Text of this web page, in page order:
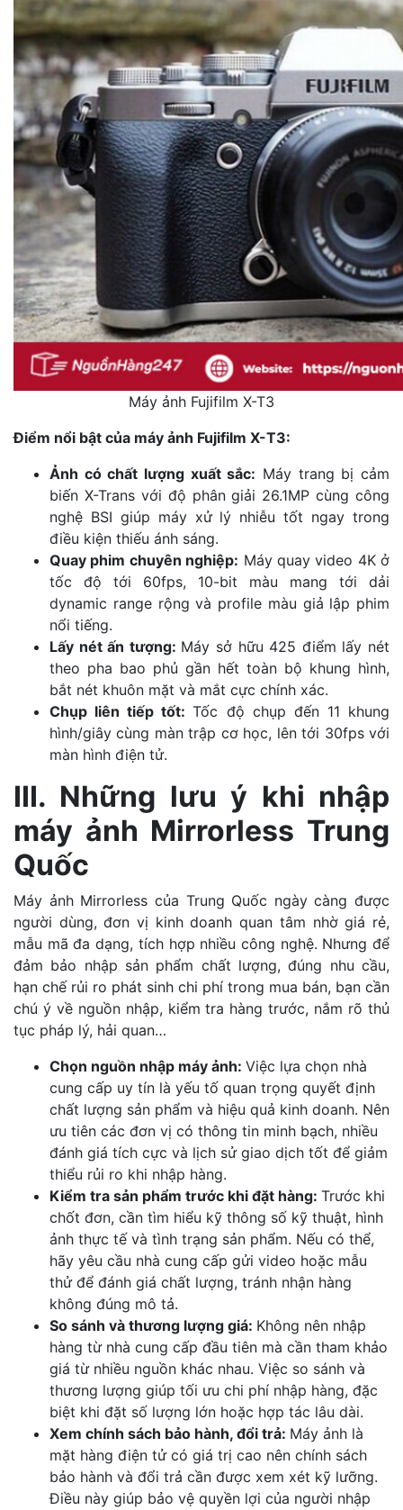
Máy ảnh Fujifilm X-T3
Điểm nổi bật của máy ảnh Fujifilm X-T3:
Ảnh có chất lượng xuất sắc: Máy trang bị cảm
biến X-Trans với độ phân giải 26.1MP cùng công
nghệ BSI giúp máy xử lý nhiễu tốt ngay trong
điều kiện thiếu ánh sáng.
Quay phim chuyên nghiệp: Máy quay video 4K ở
tốc độ tới 60fps, 10-bit màu mang tới dải
dynamic range rộng và profile màu giả lập phim
nổi tiếng.
Lấy nét ấn tượng: Máy sở hữu 425 điểm lấy nét
theo pha bao phủ gần hết toàn bộ khung hình,
bắt nét khuôn mặt và mắt cực chính xác.
Chụp liên tiếp tốt:Tốc độ chụp đến 11 khung
hình/giây cùng màn trập cơ học, lên tới 30fps với
màn hình điện tử.
III. Những lưu ý khi nhập
máy ảnh Mirrorless Trung
Quốc
Máy ảnh Mirrorless của Trung Quốc ngày càng được
người dùng, đơn vị kinh doanh quan tâm nhờ giá rẻ,
mẫu mã đa dạng, tích hợp nhiều công nghệ. Nhưng để
đảm bảo nhập sản phẩm chất lượng, đúng nhu cầu,
hạn chế rủi ro phát sinh chi phí trong mua bán, bạn cần
chú ý về nguồn nhập, kiểm tra hàng trước, nắm rõ thủ
tục pháp lý, hải quan…
Chọn nguồn nhập máy ảnh: Việc lựa chọn nhà
cung cấp uy tín là yếu tố quan trọng quyết định
chất lượng sản phẩm và hiệu quả kinh doanh. Nên
ưu tiên các đơn vị có thông tin minh bạch, nhiều
đánh giá tích cực và lịch sử giao dịch tốt để giảm
thiểu rủi ro khi nhập hàng.
Kiểm tra sản phẩm trước khi đặt hàng: Trước khi
chốt đơn, cần tìm hiểu kỹ thông số kỹ thuật, hình
ảnh thực tế và tình trạng sản phẩm. Nếu có thể,
hãy yêu cầu nhà cung cấp gửi video hoặc mẫu
thử để đánh giá chất lượng, tránh nhận hàng
không đúng mô tả.
So sánh và thương lượng giá: Không nên nhập
hàng từ nhà cung cấp đầu tiên mà cần tham khảo
giá từ nhiều nguồn khác nhau. Việc so sánh và
thương lượng giúp tối ưu chi phí nhập hàng, đặc
biệt khi đặt số lượng lớn hoặc hợp tác lâu dài.
Xem chính sách bảo hành, đổi trả: Máy ảnh là
mặt hàng điện tử có giá trị cao nên chính sách
bảo hành và đổi trả cần được xem xét kỹ lưỡng.
Điều này giúp bảo vệ quyền lợi của người nhập